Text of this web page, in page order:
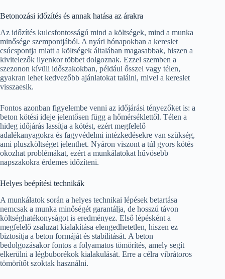
Betonozási időzítés és annak hatása az árakra
Az időzítés kulcsfontosságú mind a költségek, mind a munka
minősége szempontjából. A nyári hónapokban a kereslet
csúcspontja miatt a költségek általában magasabbak, hiszen a
kivitelezők ilyenkor többet dolgoznak. Ezzel szemben a
szezonon kívüli időszakokban, például ősszel vagy télen,
gyakran lehet kedvezőbb ajánlatokat találni, mivel a kereslet
visszaesik.
Fontos azonban figyelembe venni az időjárási tényezőket is: a
beton kötési ideje jelentősen függ a hőmérséklettől. Télen a
hideg időjárás lassítja a kötést, ezért megfelelő
adalékanyagokra és fagyvédelmi intézkedésekre van szükség,
ami pluszköltséget jelenthet. Nyáron viszont a túl gyors kötés
okozhat problémákat, ezért a munkálatokat hűvösebb
napszakokra érdemes időzíteni.
Helyes beépítési technikák
A munkálatok során a helyes technikai lépések betartása
nemcsak a munka minőségét garantálja, de hosszú távon
költséghatékonyságot is eredményez. Első lépésként a
megfelelő zsaluzat kialakítása elengedhetetlen, hiszen ez
biztosítja a beton formáját és stabilitását. A beton
bedolgozásakor fontos a folyamatos tömörítés, amely segít
elkerülni a légbuborékok kialakulását. Erre a célra vibrátoros
tömörítőt szoktak használni.